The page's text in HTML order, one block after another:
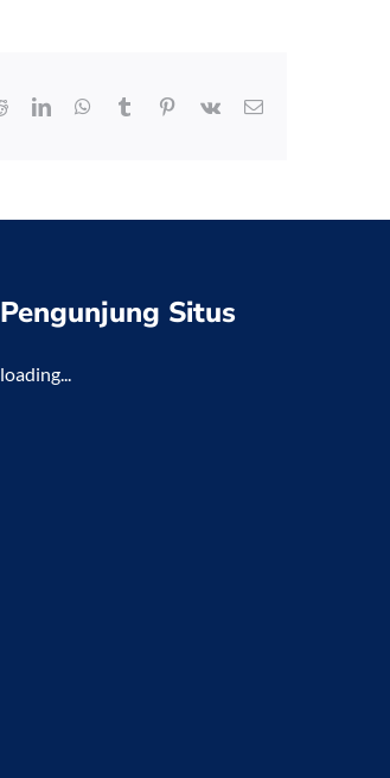
RedditLinkedInWhatsApp
Tumblr Pinterest
Vk Email
Pengunjung Situs
loading...